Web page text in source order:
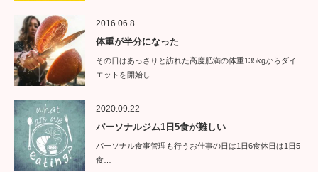
2016.06.8
体重が半分になった
その日はあっさりと訪れた高度肥満の体重135kgからダイ
エットを開始し…
2020.09.22
パーソナルジム1日5食が難しい
パーソナル食事管理も行うお仕事の日は1日6食休日は1日5
食…